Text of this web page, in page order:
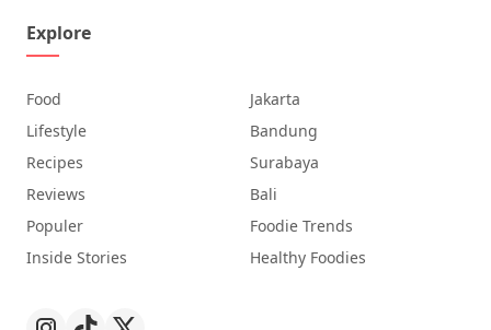
Explore
Food
Lifestyle
Recipes
Reviews
Populer
Inside Stories
Jakarta
Bandung
Surabaya
Bali
Foodie Trends
Healthy Foodies